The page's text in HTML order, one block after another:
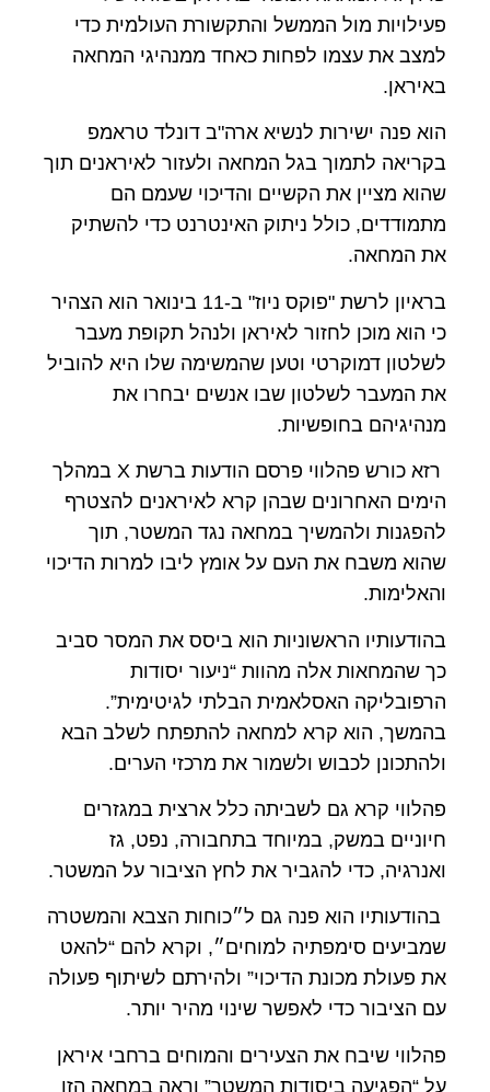
פעילויות מול הממשל והתקשורת העולמית כדי
למצב את עצמו לפחות כאחד ממנהיגי המחאה
באיראן.
הוא פנה ישירות לנשיא ארה"ב דונלד טראמפ
בקריאה לתמוך בגל המחאה ולעזור לאיראנים תוך
שהוא מציין את הקשיים והדיכוי שעמם הם
מתמודדים, כולל ניתוק האינטרנט כדי להשתיק
את המחאה.
בראיון לרשת "פוקס ניוז" ב-11 בינואר הוא הצהיר
כי הוא מוכן לחזור לאיראן ולנהל תקופת מעבר
לשלטון דמוקרטי וטען שהמשימה שלו היא להוביל
את המעבר לשלטון שבו אנשים יבחרו את
מנהיגיהם בחופשיות.
רזא כורש פהלווי פרסם הודעות ברשת X במהלך
הימים האחרונים שבהן קרא לאיראנים להצטרף
להפגנות ולהמשיך במחאה נגד המשטר, תוך
שהוא משבח את העם על אומץ ליבו למרות הדיכוי
והאלימות.
בהודעותיו הראשוניות הוא ביסס את המסר סביב
כך שהמחאות אלה מהוות “ניעור יסודות
הרפובליקה האסלאמית הבלתי לגיטימית”.
בהמשך, הוא קרא למחאה להתפתח לשלב הבא
ולהתכונן לכבוש ולשמור את מרכזי הערים.
פהלווי קרא גם לשביתה כלל ארצית במגזרים
חיוניים במשק, במיוחד בתחבורה, נפט, גז
ואנרגיה, כדי להגביר את לחץ הציבור על המשטר.
בהודעותיו הוא פנה גם ל״כוחות הצבא והמשטרה
שמביעים סימפתיה למוחים״, וקרא להם “להאט
את פעולת מכונת הדיכוי” ולהירתם לשיתוף פעולה
עם הציבור כדי לאפשר שינוי מהיר יותר.
פהלווי שיבח את הצעירים והמוחים ברחבי איראן
על “הפגיעה ביסודות המשטר” וראה במחאה הזו